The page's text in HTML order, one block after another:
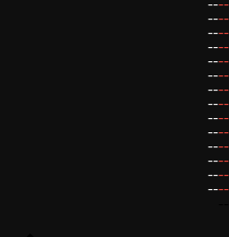
--
--
--
--
--
--
--
--
--
--
--
--
--
--
--
--
--
--
--
--
--
--
--
--
--
--
--
--